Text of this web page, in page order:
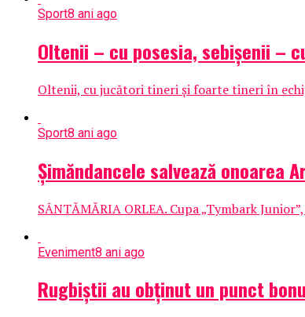
Sport8 ani ago
Oltenii – cu posesia, sebișenii –
Oltenii, cu jucători tineri și foarte tineri în
Sport8 ani ago
Șimăndancele salvează onoarea
SÂNTĂMĂRIA ORLEA. Cupa „Tymbark
Eveniment8 ani ago
Rugbiștii au obținut un punct